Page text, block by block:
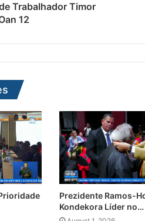
Trabalhador Timor
12
Prezidente Ramos-
Kondekora Líder no…